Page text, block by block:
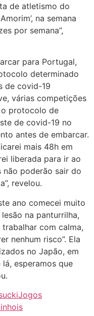
de atletismo do
na semana
por semana”,
para Portugal,
determinado
de covid-19
várias competições
o protocolo de
de covid-19 no
antes de embarcar.
mais 48h em
liberada para ir ao
não poderão sair do
revelou.
ano comecei muito
na panturrilha,
com calma,
nenhum risco”. Ela
no Japão, em
esperamos que
Jogos